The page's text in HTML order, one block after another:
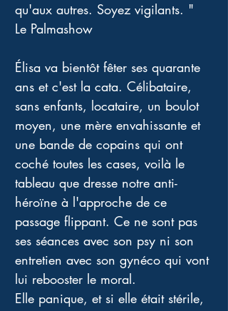
qu'aux autres. Soyez vigilants. "
Le Palmashow
Élisa va bientôt fêter ses quarante
ans et c'est la cata. Célibataire,
sans enfants, locataire, un boulot
moyen, une mère envahissante et
une bande de copains qui ont
coché toutes les cases, voilà le
tableau que dresse notre anti-
héroïne à l'approche de ce
passage flippant. Ce ne sont pas
ses séances avec son psy ni son
entretien avec son gynéco qui vont
lui rebooster le moral.
Elle panique, et si elle était stérile,